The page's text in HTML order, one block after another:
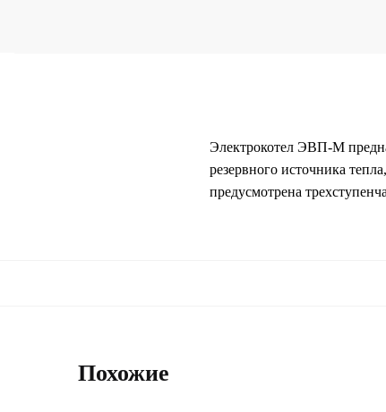
Электрокотел ЭВП-М
резервного источника
предусмотрена
Похожие